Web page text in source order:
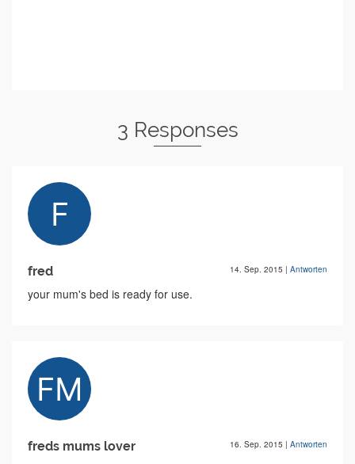
3 Responses
fred 14. Sep. 2015 | Antworten
your mum's bed is ready for use.
freds mums lover 16. Sep. 2015 | Antworten